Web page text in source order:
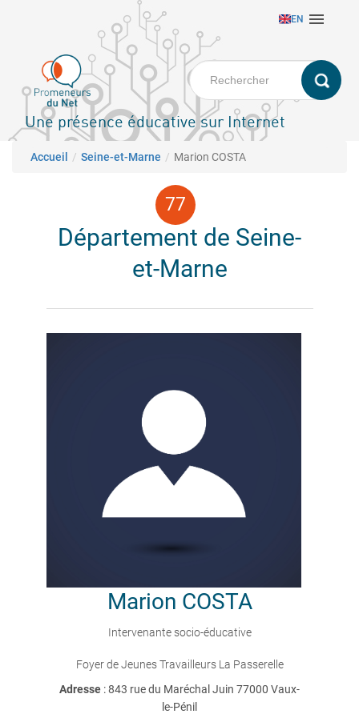
principal
EN 
Une présence éducative sur Internet
Fil d'Ariane
Accueil Seine-et-Marne Marion COSTA
Département de Seine-
et-Marne
Marion COSTA
Intervenante socio-éducative
Foyer de Jeunes Travailleurs La Passerelle
Adresse : 843 rue du Maréchal Juin 77000 Vaux-
le-Pénil